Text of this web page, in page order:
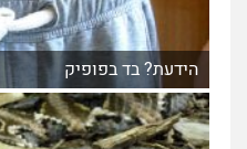
הידעת? בד בפופיק